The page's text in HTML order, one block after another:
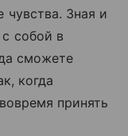
чувства. Зная и
собой в
сможете
когда
принять